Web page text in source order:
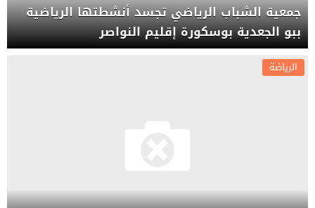
جمعية الشباب الرياضي تجسد أنشطتها الرياضية
ببو الجعدية بوسكورة إقليم النواصر
الرياضة